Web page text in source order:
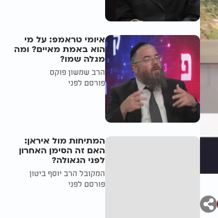
איומי טראמפ: על מי
הוא באמת מאיים? ומה
מגלה שמו?
הרב שמשון פוקס
פורסם לפני
המתיחות מול איראן:
האם זה הסימן האחרון
לפני הגאולה?
המקובל הרב יוסף ביטון
פורסם לפני